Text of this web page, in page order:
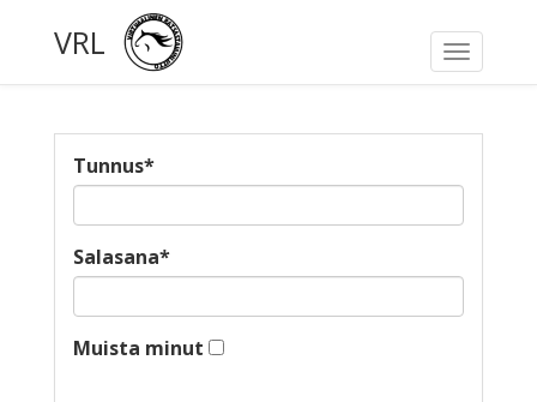
Toggle
VRL
Tunnus*
Salasana*
Muista minut